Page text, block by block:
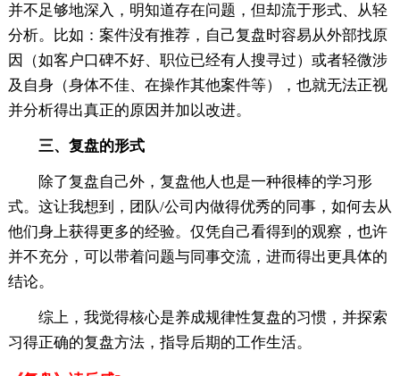
并不足够地深入，明知道存在问题，但却流于形式、从轻
分析。比如：案件没有推荐，自己复盘时容易从外部找原
因（如客户口碑不好、职位已经有人搜寻过）或者轻微涉
及自身（身体不佳、在操作其他案件等），也就无法正视
并分析得出真正的原因并加以改进。
三、复盘的形式
除了复盘自己外，复盘他人也是一种很棒的学习形
式。这让我想到，团队/公司内做得优秀的同事，如何去从
他们身上获得更多的经验。仅凭自己看得到的观察，也许
并不充分，可以带着问题与同事交流，进而得出更具体的
结论。
综上，我觉得核心是养成规律性复盘的习惯，并探索
习得正确的复盘方法，指导后期的工作生活。